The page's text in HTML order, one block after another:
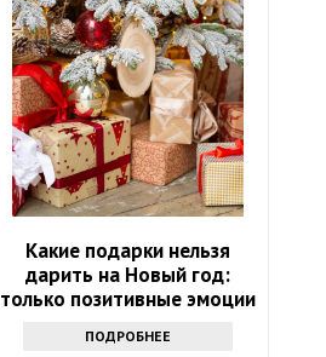
Какие подарки нельзя
дарить на Новый год:
только позитивные эмоции
ПОДРОБНЕЕ